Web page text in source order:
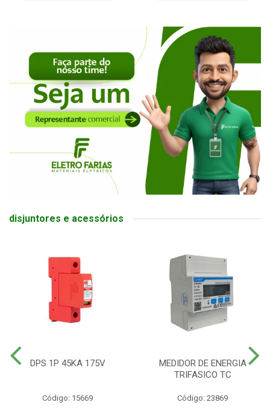
disjuntores e acessórios
DPS 1P 45KA 175V
Código: 15669
MEDIDOR DE ENERGIA
TRIFASICO TC
Código: 23869